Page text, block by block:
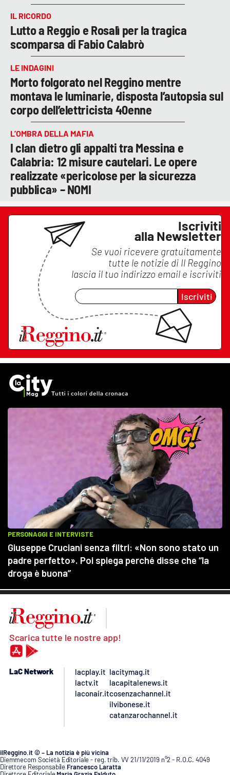
IL RICORDO
Lutto a Reggio e Rosalì per la tragica
scomparsa di Fabio Calabrò
LE INDAGINI
Morto folgorato nel Reggino mentre
montava le luminarie, disposta l’autopsia sul
corpo dell’elettricista 40enne
L’OMBRA DELLA MAFIA
I clan dietro gli appalti tra Messina e
Calabria: 12 misure cautelari. Le opere
realizzate «pericolose per la sicurezza
pubblica» – NOMI
Iscriviti
alla Newsletter
Se vuoi ricevere gratuitamente
tutte le notizie di Il Reggino
lascia il tuo indirizzo email e iscriviti
Iscriviti
Scarica tutte le nostre app!
LaC Network
lacplay.it
lactv.it
laconair.it
lacitymag.it
lacapitalenews.it
cosenzachannel.it
ilvibonese.it
catanzarochannel.it
ilReggino.it © – La notizia è più vicina
Diemmecom Società Editoriale - reg. trib. VV 21/11/2019 n°2 - R.O.C. 4049
Direttore Responsabile Francesco Laratta